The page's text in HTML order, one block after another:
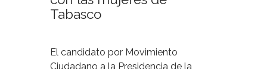
Tabasco
El candidato por Movimiento
Ciudadano a la Presidencia de la